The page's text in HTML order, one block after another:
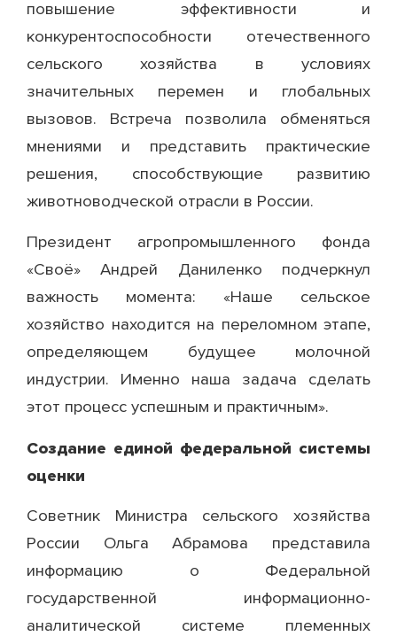
повышение эффективности и
конкурентоспособности отечественного
сельского хозяйства в условиях
значительных перемен и глобальных
вызовов. Встреча позволила обменяться
мнениями и представить практические
решения, способствующие развитию
животноводческой отрасли в России.
Президент агропромышленного фонда
«Своё» Андрей Даниленко подчеркнул
важность момента: «Наше сельское
хозяйство находится на переломном этапе,
определяющем будущее молочной
индустрии. Именно наша задача сделать
этот процесс успешным и практичным».
Создание единой федеральной системы
оценки
Советник Министра сельского хозяйства
России Ольга Абрамова представила
информацию о Федеральной
государственной информационно-
аналитической системе племенных